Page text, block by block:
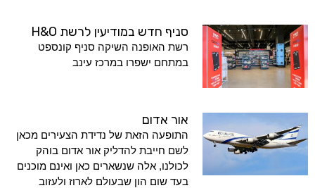
סניף חדש במודיעין לרשת H&O
רשת האופנה השיקה סניף קונספט
במתחם ישפרו במרכז עינב
אור אדום
התופעה הזאת של נדידת הצעירים מכאן
לשם חייבת להדליק אור אדום בוהק
לכולנו, אלה שנשארים כאן ואינם מוכנים
בעד שום הון שבעולם לארוז ולעזוב